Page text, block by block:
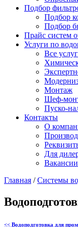
Подбор
Подбор
Подбор
Прайс систем
Услуги по
Все
Монтаж
Шеф-
Пуско-
Контакты
О
Для
Вакансии
Главная /Системы
<< Водоподготовка для